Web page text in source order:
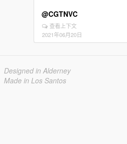
@CGTNVC
查看上下文
2021年06月20日
Designed in Alderney
Made in Los Santos